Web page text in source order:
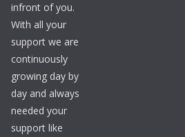
infront of you.
With all your
support we are
continuously
growing day by
day and always
needed your
support like